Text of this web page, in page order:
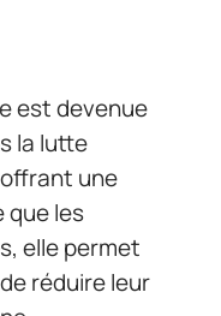
est devenue
la lutte
une
que les
elle permet
réduire leur